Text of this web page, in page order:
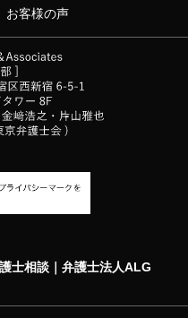
士相談｜弁護士法人ALG
お客様の声